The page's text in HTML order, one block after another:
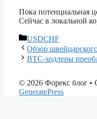
Пока потенциальная
Сейчас в локальной
Рубрики
USDCHF
Обзор
BTC-ходлеры
© 2026 Форекс блог •
GeneratePress